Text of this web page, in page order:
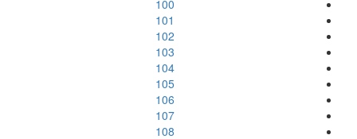
100
101
102
103
104
105
106
107
108